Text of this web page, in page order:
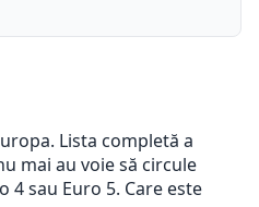
Lista completă a
mai au voie să circule
4 sau Euro 5. Care este